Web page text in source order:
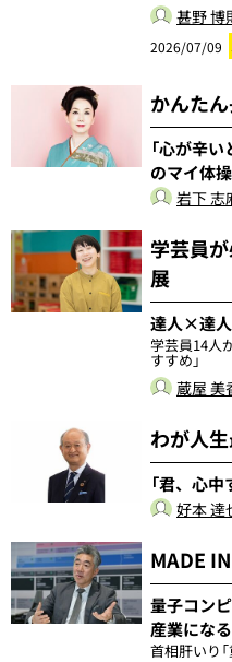
甚野 博
2026/07/09
かんた
「心が辛
のマイ体操
岩下 志
学芸員
展
達人×達人
学芸員14人
すすめ」
蔵屋 美
わが人
「君、心中
好本 達
MADE
量子コン
産業になる
首相肝いり